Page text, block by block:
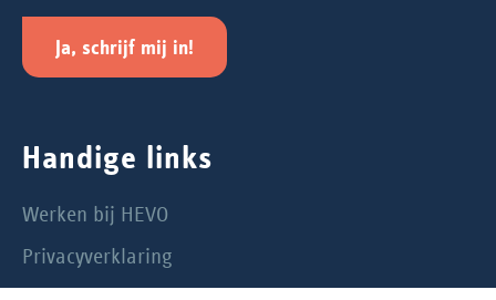
Ja, schrijf mij in!
Handige links
Werken bij HEVO
Privacyverklaring